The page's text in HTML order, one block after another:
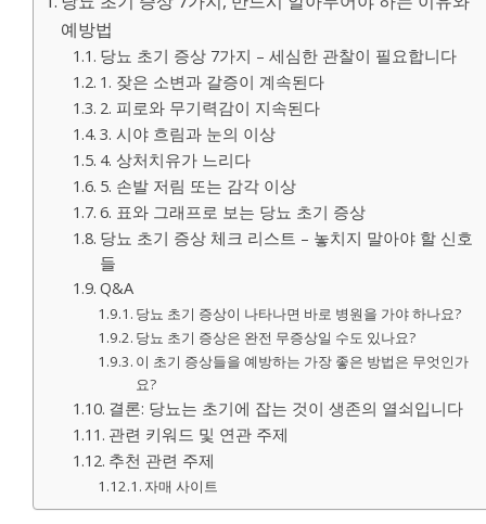
예방법
당뇨 초기 증상 7가지 – 세심한 관찰이 필요합니다
1. 잦은 소변과 갈증이 계속된다
2. 피로와 무기력감이 지속된다
3. 시야 흐림과 눈의 이상
4. 상처치유가 느리다
5. 손발 저림 또는 감각 이상
6. 표와 그래프로 보는 당뇨 초기 증상
당뇨 초기 증상 체크 리스트 – 놓치지 말아야 할 신호
들
Q&A
당뇨 초기 증상이 나타나면 바로 병원을 가야 하나요?
당뇨 초기 증상은 완전 무증상일 수도 있나요?
이 초기 증상들을 예방하는 가장 좋은 방법은 무엇인가
요?
결론: 당뇨는 초기에 잡는 것이 생존의 열쇠입니다
관련 키워드 및 연관 주제
추천 관련 주제
자매 사이트